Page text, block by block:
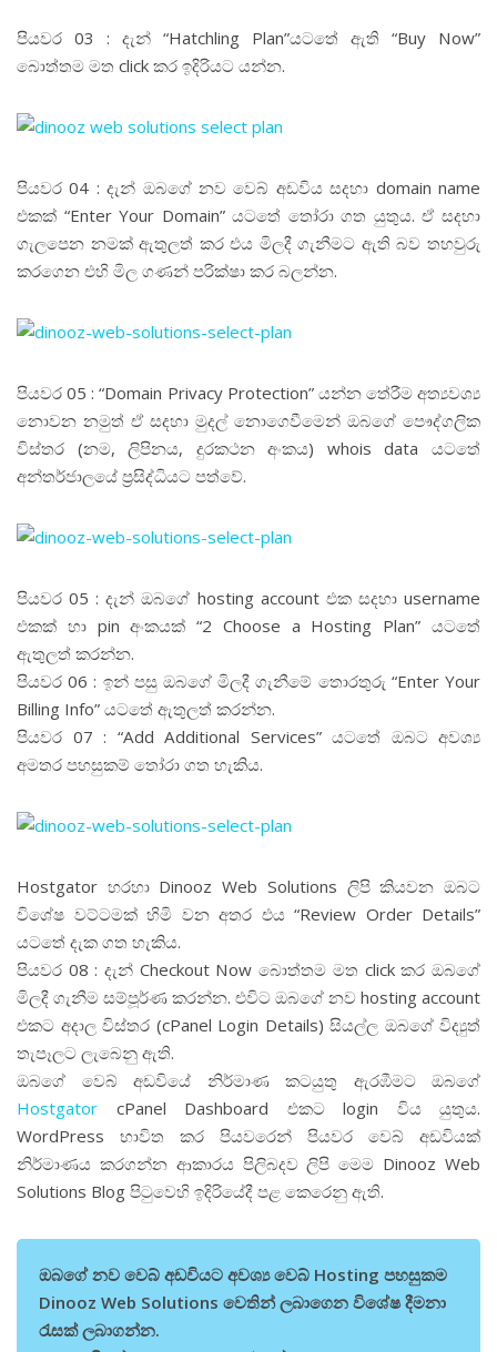
පියවර 03 : දැන් “Hatchling Plan”යටතේ ඇති “Buy Now”
බොත්තම මත click කර ඉදිරියට යන්න.
පියවර 04 : දැන් ඔබගේ නව වෙබ් අඩවිය සදහා domain name
එකක් “Enter Your Domain” යටතේ තෝරා ගත යුතුය. ඒ සදහා
ගැලපෙන නමක් ඇතුලත් කර එය මිලදී ගැනීමට ඇති බව තහවුරු
කරගෙන එහි මිල ගණන් පරික්ෂා කර බලන්න.
පියවර 05 : “Domain Privacy Protection” යන්න තේරීම අත්‍යවශ්‍ය
නොවන නමුත් ඒ සදහා මුදල් නොගෙවීමෙන් ඔබගේ පෞද්ගලික
විස්තර (නම, ලිපිනය, දුරකථන අංකය) whois data යටතේ
අන්තර්ජාලයේ ප්‍රසිද්ධියට පත්වේ.
පියවර 05 : දැන් ඔබගේ hosting account එක සදහා username
එකක් හා pin අංකයක් “2 Choose a Hosting Plan” යටතේ
ඇතුලත් කරන්න.
පියවර 06 : ඉන් පසු ඔබගේ මිලදී ගැනීමේ තොරතුරු “Enter Your
Billing Info” යටතේ ඇතුලත් කරන්න.
පියවර 07 : “Add Additional Services” යටතේ ඔබට අවශ්‍ය
අමතර පහසුකම් තෝරා ගත හැකිය.
Hostgator හරහා Dinooz Web Solutions ලිපි කියවන ඔබට
විශේෂ වට්ටමක් හිමි වන අතර එය “Review Order Details”
යටතේ දැක ගත හැකිය.
පියවර 08 : දැන් Checkout Now බොත්තම මත click කර ඔබගේ
මිලදී ගැනීම සම්පූර්ණ කරන්න. එවිට ඔබගේ නව hosting account
එකට අදාල විස්තර (cPanel Login Details) සියල්ල ඔබගේ විද්‍යුත්
තැපෑලට ලැබෙනු ඇති.
ඔබගේ වෙබ් අඩවියේ නිර්මාණ කටයුතු ඇරඹීමට ඔබගේ
Hostgator cPanel Dashboard එකට login විය යුතුය.
WordPress භාවිත කර පියවරෙන් පියවර වෙබ් අඩවියක්
නිර්මාණය කරගන්න ආකාරය පිලිබදව ලිපි මෙම Dinooz Web
Solutions Blog පිටුවෙහි ඉදිරියේදී පළ කෙරෙනු ඇති.
ඔබගේ නව වෙබ් අඩවියට අවශ්‍ය වෙබ් Hosting පහසුකම
Dinooz Web Solutions වෙතින් ලබාගෙන විශේෂ දීමනා
රැසක් ලබාගන්න.